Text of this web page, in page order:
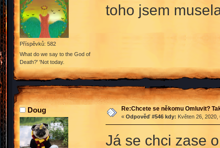
Příspěvků: 582
What do we say to the God of
Death?' 'Not today.
toho jsem
Doug Re:Chcete se někomu Omluvit?
« Odpověď #546 kdy: Květen 26, 2020,
Já se chci zase